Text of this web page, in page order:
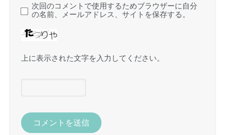
次回のコメントで使用するためブラウザーに自分
の名前、メールアドレス、サイトを保存する。
上に表示された文字を入力してください。